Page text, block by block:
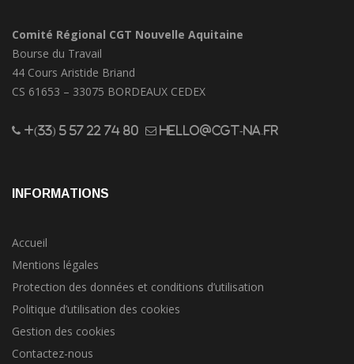
Comité Régional CGT Nouvelle Aquitaine
Bourse du Travail
44 Cours Aristide Briand
CS 61653 – 33075 BORDEAUX CEDEX
+(33) 5 57 22 74 80 hello@cgt-na.fr
INFORMATIONS
Accueil
Mentions légales
Protection des données et conditions d’utilisation
Politique d’utilisation des cookies
Gestion des cookies
Contactez-nous